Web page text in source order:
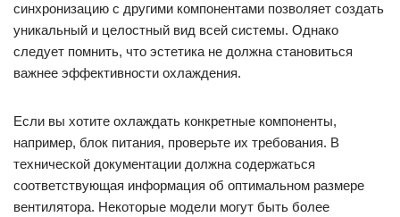
синхронизацию с другими компонентами позволяет создать
уникальный и целостный вид всей системы. Однако
следует помнить, что эстетика не должна становиться
важнее эффективности охлаждения.
Если вы хотите охлаждать конкретные компоненты,
например, блок питания, проверьте их требования. В
технической документации должна содержаться
соответствующая информация об оптимальном размере
вентилятора. Некоторые модели могут быть более